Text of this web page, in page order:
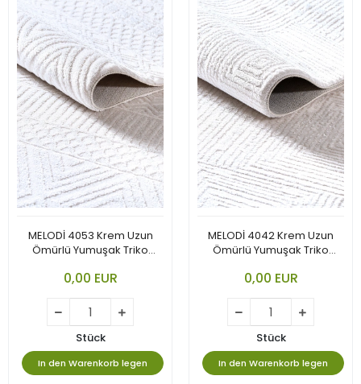
MELODİ 4053 Krem Uzun
Ömürlü Yumuşak Triko
0,00 EUR
Stück
In den Warenkorb legen
MELODİ 4042 Krem Uzun
Ömürlü Yumuşak Triko
0,00 EUR
Stück
In den Warenkorb legen